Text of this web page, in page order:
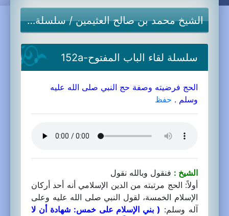
الشيخ محمد بن صالح العثيمين/سلسلة لقاء الباب المفتوح
سلسلة لقاء الباب المفتوح-152a
الحج فرضيته وصفة حج النبي صلى الله عليه
وسلم . حفظ
الشيخ : فنقول وبالله نقول
أولاً: الحج مرتبته من الدين الإسلامي أنه أحد أركان
الإسلام الخمسة، لقول النبي صلى الله عليه وعلى
آله وسلم: ( بني الإسلام على خمس: شهادة أن لا